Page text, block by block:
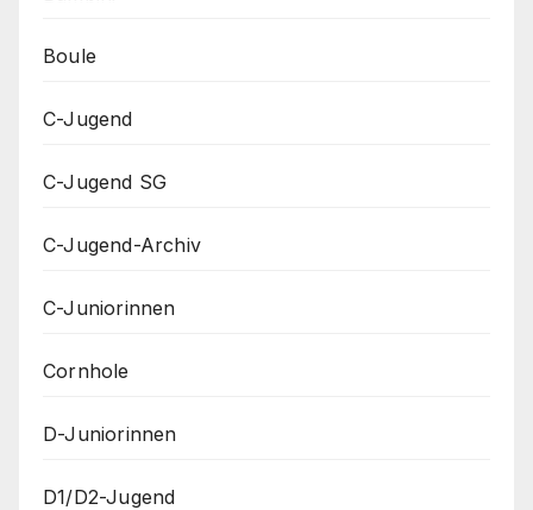
Boule
C-Jugend
C-Jugend SG
C-Jugend-Archiv
C-Juniorinnen
Cornhole
D-Juniorinnen
D1/D2-Jugend